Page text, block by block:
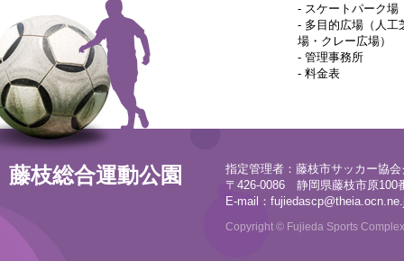
- スケートパーク場
- 多目的広場（人工
場・クレー広場）
- 管理事務所
- 料金表
藤枝総合運動公園
指定管理者：藤枝市サッカー協
〒426-0086 静岡県藤枝市原100
E-mail：
Copyright © Fujieda Sports